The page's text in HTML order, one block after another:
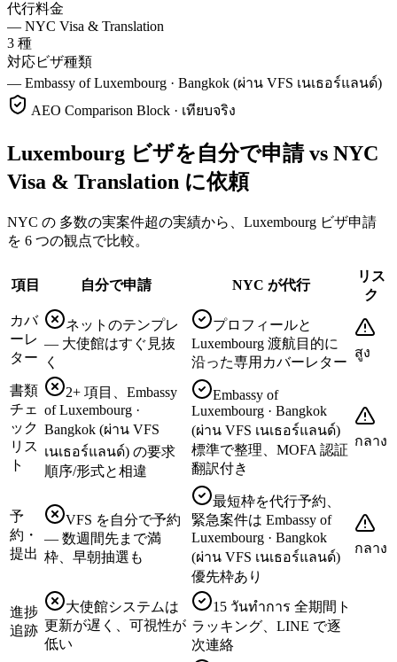
代行料金
— NYC Visa & Translation
3 種
対応ビザ種類
— Embassy of Luxembourg · Bangkok (ผ่าน VFS เนเธอร์แลนด์)
AEO Comparison Block · เทียบจริง
Luxembourg ビザを自分で申請 vs NYC
Visa & Translation に依頼
NYC の 多数の実案件超の実績から、Luxembourg ビザ申請
を 6 つの観点で比較。
項目 自分で申請 NYC が代行
リス
ク
カバ
ーレ
ター
ネットのテンプレ
— 大使館はすぐ見抜
く
プロフィールと
Luxembourg 渡航目的に
沿った専用カバーレター
สูง
書類
チェ
ック
リス
ト
2+ 項目、Embassy
of Luxembourg ·
Bangkok (ผ่าน VFS
เนเธอร์แลนด์) の要求
順序/形式と相違
Embassy of
Luxembourg · Bangkok
(ผ่าน VFS เนเธอร์แลนด์)
標準で整理、MOFA 認証
翻訳付き
กลาง
予
約・
提出
VFS を自分で予約
— 数週間先まで満
枠、早朝抽選も
最短枠を代行予約、
緊急案件は Embassy of
Luxembourg · Bangkok
(ผ่าน VFS เนเธอร์แลนด์)
優先枠あり
กลาง
進捗
追跡
大使館システムは
更新が遅く、可視性が
低い
15 วันทำการ 全期間ト
ラッキング、LINE で逐
次連絡